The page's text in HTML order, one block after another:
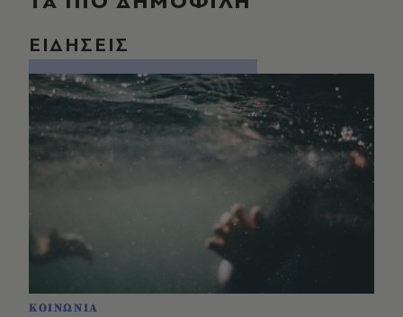
ΕΙΔΗΣΕΙΣ
ΚΟΙΝΩΝΙΑ